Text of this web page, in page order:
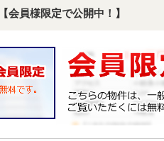
【会員様限定で公開中！】